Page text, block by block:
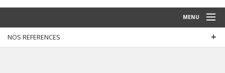
MENU
ACCUEIL
NOS REFERENCES